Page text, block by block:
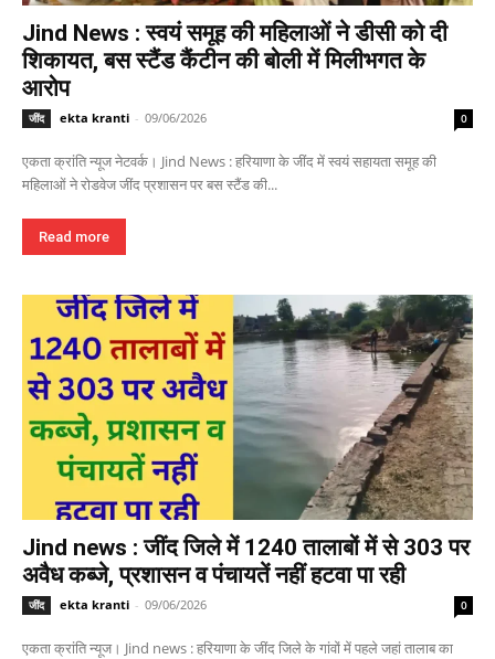
Jind News : स्वयं समूह की महिलाओं ने डीसी को दी
शिकायत, बस स्टैंड कैंटीन की बोली में मिलीभगत के
आरोप
जींद ekta kranti - 09/06/2026 0
एकता क्रांति न्यूज नेटवर्क। Jind News : हरियाणा के जींद में स्वयं सहायता समूह की
महिलाओं ने रोडवेज जींद प्रशासन पर बस स्टैंड की...
Read more
Jind news : जींद जिले में 1240 तालाबों में से 303 पर
अवैध कब्जे, प्रशासन व पंचायतें नहीं हटवा पा रही
जींद ekta kranti - 09/06/2026 0
एकता क्रांति न्यूज। Jind news : हरियाणा के जींद जिले के गांवों में पहले जहां तालाब का